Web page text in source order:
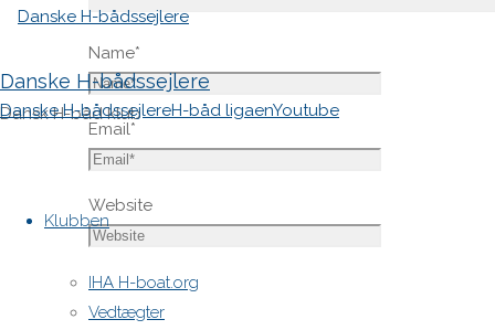
Danske H-bådssejlere
Dansk H-båd klub
Danske H-bådssejlereH-båd ligaenYoutube
Klubben
IHA H-boat.org
Vedtægter
Name*
Email*
Website
Save
my name,